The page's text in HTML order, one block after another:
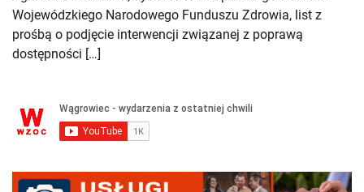
Wojewódzkiego Narodowego Funduszu Zdrowia, list z
prośbą o podjęcie interwencji związanej z poprawą
dostępności […]